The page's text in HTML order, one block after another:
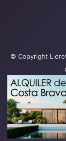
© Copyright